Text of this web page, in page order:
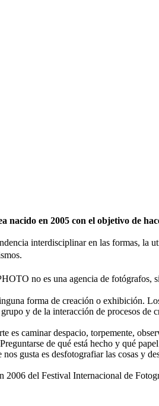
en 2005 con el objetivo de
interdisciplinar en las formas,
no es una agencia de
forma de creación o exhibición.
y de la interacción de procesos de
es caminar despacio, torpemente,
de qué está hecho y qué
gusta es desfotografiar las cosas y
del Festival Internacional de